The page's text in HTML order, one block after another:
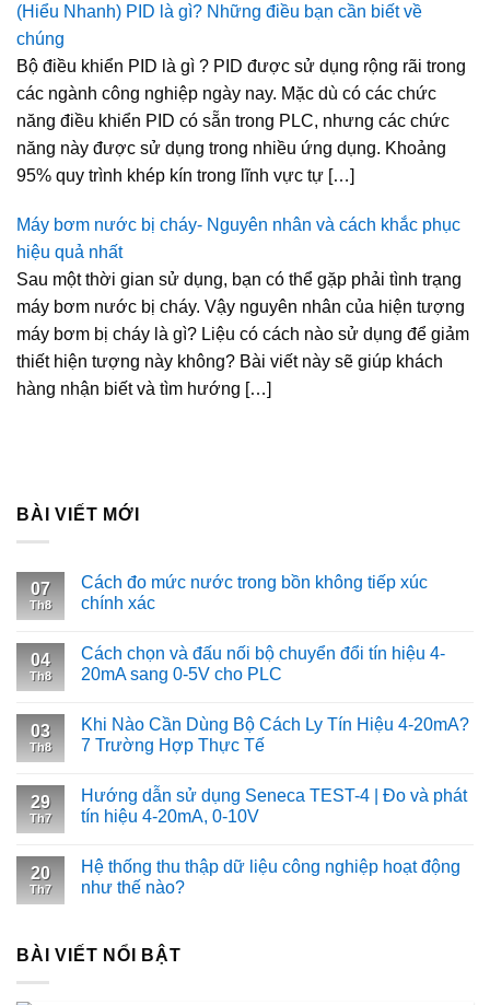
(Hiểu Nhanh) PID là gì? Những điều bạn cần biết về
chúng
Bộ điều khiển PID là gì ? PID được sử dụng rộng rãi trong
các ngành công nghiệp ngày nay. Mặc dù có các chức
năng điều khiển PID có sẵn trong PLC, nhưng các chức
năng này được sử dụng trong nhiều ứng dụng. Khoảng
95% quy trình khép kín trong lĩnh vực tự […]
Máy bơm nước bị cháy- Nguyên nhân và cách khắc phục
hiệu quả nhất
Sau một thời gian sử dụng, bạn có thể gặp phải tình trạng
máy bơm nước bị cháy. Vậy nguyên nhân của hiện tượng
máy bơm bị cháy là gì? Liệu có cách nào sử dụng để giảm
thiết hiện tượng này không? Bài viết này sẽ giúp khách
hàng nhận biết và tìm hướng […]
BÀI VIẾT MỚI
07
Th8
Cách đo mức nước trong bồn không tiếp xúc
chính xác
04
Th8
Cách chọn và đấu nối bộ chuyển đổi tín hiệu 4-
20mA sang 0-5V cho PLC
03
Th8
Khi Nào Cần Dùng Bộ Cách Ly Tín Hiệu 4-20mA?
7 Trường Hợp Thực Tế
29
Th7
Hướng dẫn sử dụng Seneca TEST-4 | Đo và phát
tín hiệu 4-20mA, 0-10V
20
Th7
Hệ thống thu thập dữ liệu công nghiệp hoạt động
như thế nào?
BÀI VIẾT NỔI BẬT